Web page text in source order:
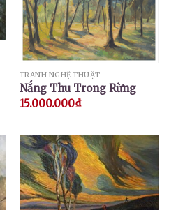
TRANH NGHỆ THUẬT
Nắng Thu Trong Rừng
15.000.000₫